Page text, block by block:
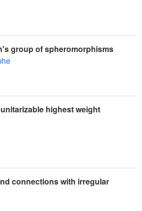
group of spheromorphisms
highest weight
connections with irregular